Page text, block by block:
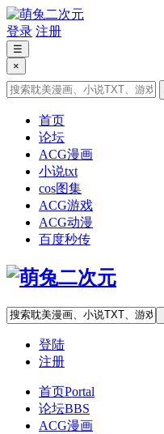
登录 注册
☰
×
首页
论坛
ACG漫画
小说txt
cos图集
ACG游戏
ACG动漫
百度秒传
登陆
注册
首页Portal
论坛BBS
ACG漫画